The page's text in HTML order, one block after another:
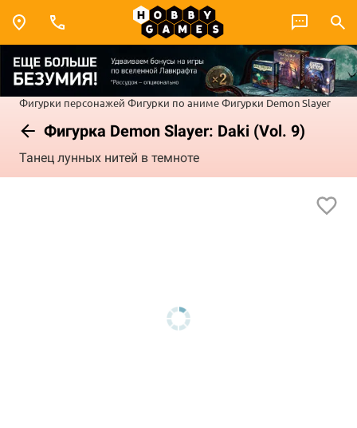
Фигурки персонажей Фигурки по анимеФигурки Demon Slayer
Фигурка Demon Slayer: Daki (Vol. 9)
Танец лунных нитей в темноте